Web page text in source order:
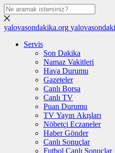
yalovasondakika.org
Servis
Son Dakika
Namaz Vakitleri
Hava Durumu
Gazeteler
Canlı Borsa
Canlı TV
Puan Durumu
TV Yayın Akışları
Nöbetçi Eczaneler
Haber Gönder
Canlı Sonuçlar
Futbol Canlı Sonuçlar